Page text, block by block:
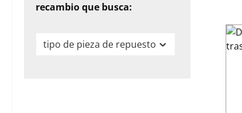
recambio que busca:
tipo de pieza de repuesto